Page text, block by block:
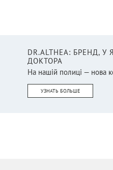
DR.ALTHEA: БРЕНД,
ДОКТОРА
На нашій полиці — нова
УЗНАТЬ БОЛЬШЕ